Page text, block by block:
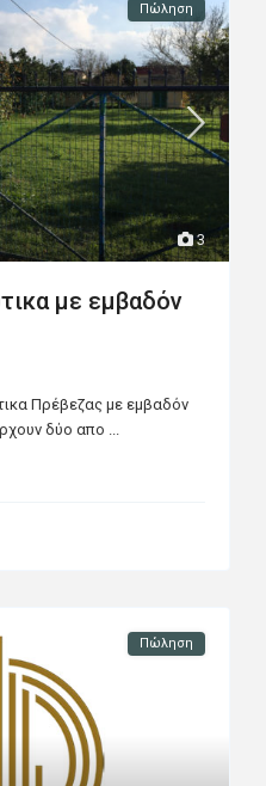
3
Πώληση
με εμβαδόν
Πρέβεζας με εμβαδόν
δύο απο ...
Πώληση